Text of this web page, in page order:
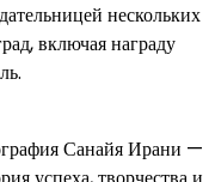
нескольких
включая награду
Санайя Ирани —